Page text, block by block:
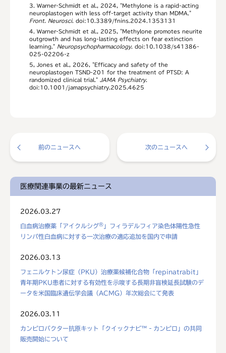
3. Warner-Schmidt et al., 2024, "Methylone is a rapid-acting
neuroplastogen with less off-target activity than MDMA."
Front. Neurosci. doi:10.3389/fnins.2024.1353131
4. Warner-Schmidt et al., 2025, "Methylone promotes neurite
outgrowth and has long-lasting effects on fear extinction
learning." Neuropsychopharmacology. doi:10.1038/s41386-
025-02206-z
5, Jones et al., 2026, "Efficacy and safety of the
neuroplastogen TSND-201 for the treatment of PTSD: A
randomized clinical trial." JAMA Psychiatry.
doi:10.1001/jamapsychiatry.2025.4625
前のニュースへ 次のニュースへ
医療関連事業の最新ニュース
2026.03.27
白血病治療薬「アイクルシグ® 」フィラデルフィア染色体陽性急性
リンパ性白血病に対する一次治療の適応追加を国内で申請
2026.03.13
フェニルケトン尿症（PKU）治療薬候補化合物「repinatrabit」
青年期PKU患者に対する有効性を示唆する長期非盲検延長試験のデ
ータを米国臨床遺伝学会議（ACMG）年次総会にて発表
2026.03.11
カンピロバクター抗原キット「クイックナビ™‐カンピロ」の共同
販売開始について